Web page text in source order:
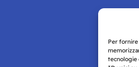
Per
tecnologie